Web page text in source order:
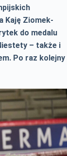
Kaję Ziomek-
do medalu
– także i
Po raz kolejny